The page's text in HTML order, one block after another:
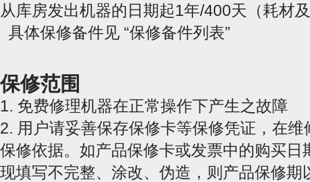
从库房发出机器的日期起1年/400天（耗材
具体保修备件见 “保修备件列表”
保修范围
1. 免费修理机器在正常操作下产生之故障
2. 用户请妥善保存保修卡等保修凭证，在
保修依据。如产品保修卡或发票中的购买
现填写不完整、涂改、伪造，则产品保修